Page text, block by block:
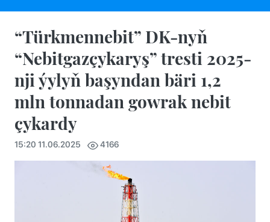
“Türkmennebit” DK-nyň
“Nebitgazçykaryş” tresti 2025-
nji ýylyň başyndan bäri 1,2
mln tonnadan gowrak nebit
çykardy
15:20 11.06.2025 4166